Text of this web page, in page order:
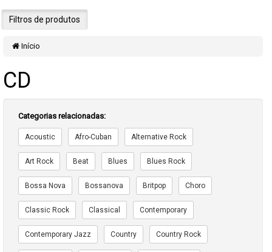
Filtros de produtos
Início
CD
Categorias relacionadas:
Acoustic Afro-Cuban Alternative Rock
Art Rock Beat Blues Blues Rock
Bossa Nova Bossanova Britpop Choro
Classic Rock Classical Contemporary
Contemporary Jazz Country Country Rock